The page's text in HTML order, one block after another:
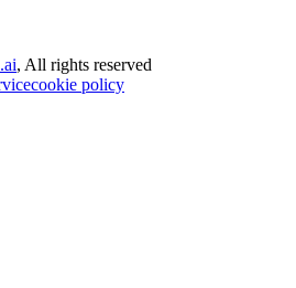
, All rights reserved
cookie policy